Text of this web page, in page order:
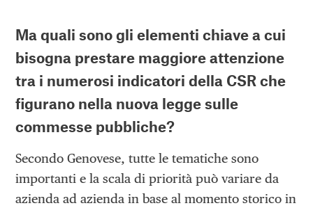
Ma quali sono gli elementi chiave a cui
bisogna prestare maggiore attenzione
tra i numerosi indicatori della CSR che
figurano nella nuova legge sulle
commesse pubbliche?
Secondo Genovese, tutte le tematiche sono
importanti e la scala di priorità può variare da
azienda ad azienda in base al momento storico in